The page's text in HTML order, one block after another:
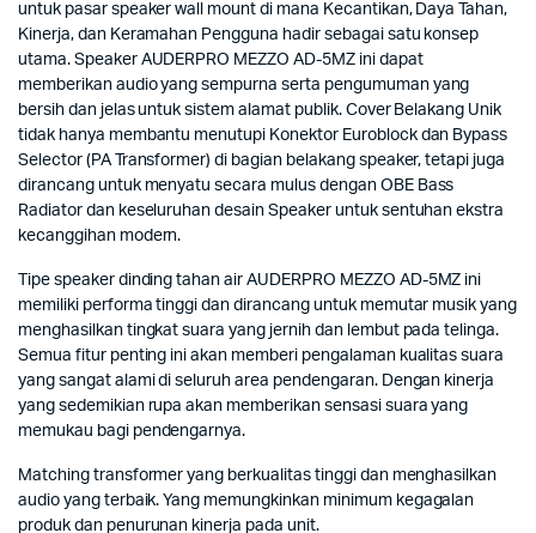
untuk pasar speaker wall mount di mana Kecantikan, Daya Tahan,
Kinerja, dan Keramahan Pengguna hadir sebagai satu konsep
utama. Speaker AUDERPRO MEZZO AD-5MZ ini dapat
memberikan audio yang sempurna serta pengumuman yang
bersih dan jelas untuk sistem alamat publik. Cover Belakang Unik
tidak hanya membantu menutupi Konektor Euroblock dan Bypass
Selector (PA Transformer) di bagian belakang speaker, tetapi juga
dirancang untuk menyatu secara mulus dengan OBE Bass
Radiator dan keseluruhan desain Speaker untuk sentuhan ekstra
kecanggihan modern.
Tipe speaker dinding tahan air AUDERPRO MEZZO AD-5MZ ini
memiliki performa tinggi dan dirancang untuk memutar musik yang
menghasilkan tingkat suara yang jernih dan lembut pada telinga.
Semua fitur penting ini akan memberi pengalaman kualitas suara
yang sangat alami di seluruh area pendengaran. Dengan kinerja
yang sedemikian rupa akan memberikan sensasi suara yang
memukau bagi pendengarnya.
Matching transformer yang berkualitas tinggi dan menghasilkan
audio yang terbaik. Yang memungkinkan minimum kegagalan
produk dan penurunan kinerja pada unit.